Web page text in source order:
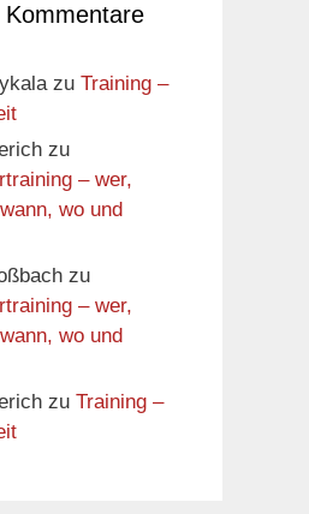
Kommentare
zu Training –
zu
– wer,
wo und
zu
– wer,
wo und
zu Training –